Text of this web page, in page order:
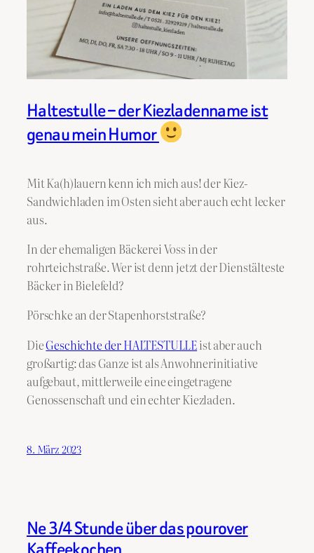
Haltestulle – der Kiezladenname ist
genau mein Humor
Mit Ka(h)lauern kenn ich mich aus! der Kiez-
Sandwichladen im Osten sieht aber auch echt lecker
aus.
In der ehemaligen Bäckerei Voss in der
rohrteichstraße. Wer ist denn jetzt der Dienstälteste
Bäcker in Bielefeld?
Pörschke an der Stapenhorststraße?
DieGeschichte der HALTESTULLEist aber auch
großartig: das Ganze ist als Anwohnerinitiative
aufgebaut, mittlerweile eine eingetragene
Genossenschaft und ein echter Kiezladen.
8. März 2023
Ne 3/4 Stunde über das pourover